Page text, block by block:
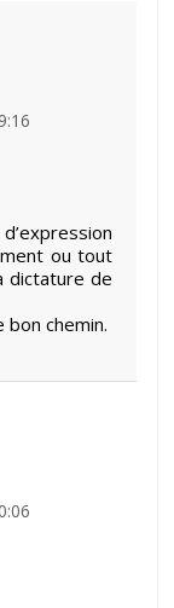
ou tout
dictature de
chemin.